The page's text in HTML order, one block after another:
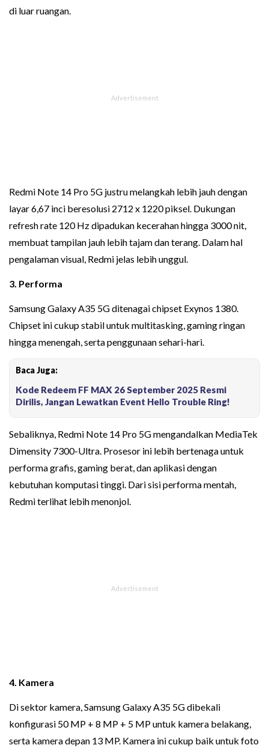
di luar ruangan.
Redmi Note 14 Pro 5G justru melangkah lebih jauh dengan
layar 6,67 inci beresolusi 2712 x 1220 piksel. Dukungan
refresh rate 120 Hz dipadukan kecerahan hingga 3000 nit,
membuat tampilan jauh lebih tajam dan terang. Dalam hal
pengalaman visual, Redmi jelas lebih unggul.
3. Performa
Samsung Galaxy A35 5G ditenagai chipset Exynos 1380.
Chipset ini cukup stabil untuk multitasking, gaming ringan
hingga menengah, serta penggunaan sehari-hari.
Baca Juga:
Kode Redeem FF MAX 26 September 2025 Resmi
Dirilis, Jangan Lewatkan Event Hello Trouble Ring!
Sebaliknya, Redmi Note 14 Pro 5G mengandalkan MediaTek
Dimensity 7300-Ultra. Prosesor ini lebih bertenaga untuk
performa grafis, gaming berat, dan aplikasi dengan
kebutuhan komputasi tinggi. Dari sisi performa mentah,
Redmi terlihat lebih menonjol.
4. Kamera
Di sektor kamera, Samsung Galaxy A35 5G dibekali
konfigurasi 50 MP + 8 MP + 5 MP untuk kamera belakang,
serta kamera depan 13 MP. Kamera ini cukup baik untuk foto